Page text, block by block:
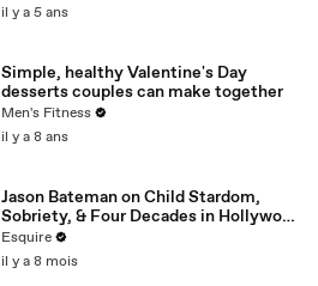
il y a 5 ans
Simple, healthy Valentine's Day
desserts couples can make together
Men's Fitness
il y a 8 ans
Jason Bateman on Child Stardom,
Sobriety, & Four Decades in Hollywood
| What I’ve Learned | Esquire
Esquire
il y a 8 mois